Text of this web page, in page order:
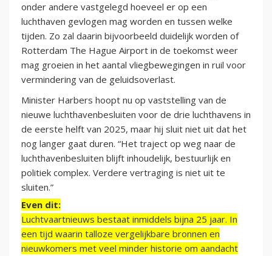
onder andere vastgelegd hoeveel er op een
luchthaven gevlogen mag worden en tussen welke
tijden. Zo zal daarin bijvoorbeeld duidelijk worden of
Rotterdam The Hague Airport in de toekomst weer
mag groeien in het aantal vliegbewegingen in ruil voor
vermindering van de geluidsoverlast.
Minister Harbers hoopt nu op vaststelling van de
nieuwe luchthavenbesluiten voor de drie luchthavens in
de eerste helft van 2025, maar hij sluit niet uit dat het
nog langer gaat duren. “Het traject op weg naar de
luchthavenbesluiten blijft inhoudelijk, bestuurlijk en
politiek complex. Verdere vertraging is niet uit te
sluiten.”
Even dit:
Luchtvaartnieuws bestaat inmiddels bijna 25 jaar. In
een tijd waarin talloze vergelijkbare bronnen en
nieuwkomers met veel minder historie om aandacht